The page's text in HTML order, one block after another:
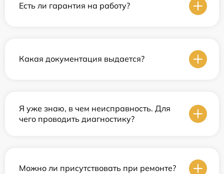
Есть ли гарантия на работу?
Какая документация выдается?
Я уже знаю, в чем неисправность. Для
чего проводить диагностику?
Можно ли присутствовать при ремонте?